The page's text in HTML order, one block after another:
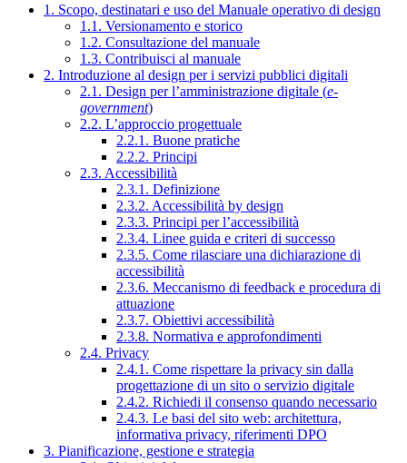
1. Scopo, destinatari e uso del Manuale operativo di design
1.1. Versionamento e storico
1.2. Consultazione del manuale
1.3. Contribuisci al manuale
2. Introduzione al design per i servizi pubblici digitali
2.1. Design per l’amministrazione digitale (e-
government)
2.2. L’approccio progettuale
2.2.1. Buone pratiche
2.2.2. Principi
2.3. Accessibilità
2.3.1. Definizione
2.3.2. Accessibilità by design
2.3.3. Principi per l’accessibilità
2.3.4. Linee guida e criteri di successo
2.3.5. Come rilasciare una dichiarazione di
accessibilità
2.3.6. Meccanismo di feedback e procedura di
attuazione
2.3.7. Obiettivi accessibilità
2.3.8. Normativa e approfondimenti
2.4. Privacy
2.4.1. Come rispettare la privacy sin dalla
progettazione di un sito o servizio digitale
2.4.2. Richiedi il consenso quando necessario
2.4.3. Le basi del sito web: architettura,
informativa privacy, riferimenti DPO
3. Pianificazione, gestione e strategia